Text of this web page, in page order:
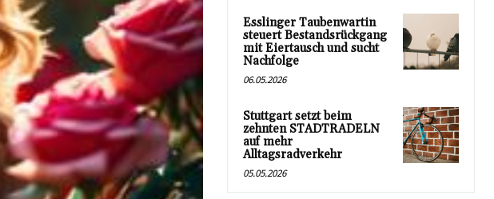
Esslinger Taubenwartin
steuert Bestandsrückgang
mit Eiertausch und sucht
Nachfolge
06.05.2026
Stuttgart setzt beim
zehnten STADTRADELN
auf mehr
Alltagsradverkehr
05.05.2026